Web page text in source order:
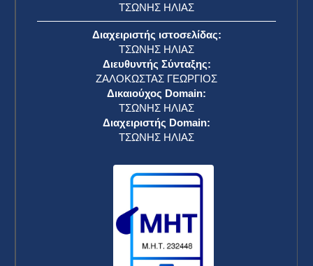
ΤΣΩΝΗΣ ΗΛΙΑΣ
Διαχειριστής ιστοσελίδας:
ΤΣΩΝΗΣ ΗΛΙΑΣ
Διευθυντής Σύνταξης:
ΖΑΛΟΚΩΣΤΑΣ ΓΕΩΡΓΙΟΣ
Δικαιούχος Domain:
ΤΣΩΝΗΣ ΗΛΙΑΣ
Διαχειριστής Domain:
ΤΣΩΝΗΣ ΗΛΙΑΣ